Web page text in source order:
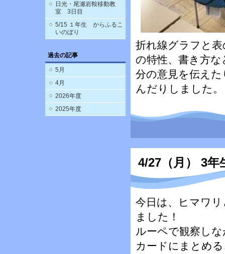
日光・尾瀬岩鞍移動教
室 3日目
5/15 １年生 からふるこ
いのぼり
過去の記事
5月
4月
2026年度
2025年度
折れ線グラフと
の特性、書き方
分の意見を伝え
んだりしました。
4/27（月） 3年
今日は、ヒマワ
ました！
ルーペで観察し
カードにまとめ